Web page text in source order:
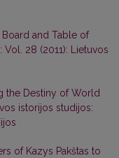
Board and Table of
Vol. 28 (2011): Lietuvos
the Destiny of World
istorijos studijos:
of Kazys Pakštas to